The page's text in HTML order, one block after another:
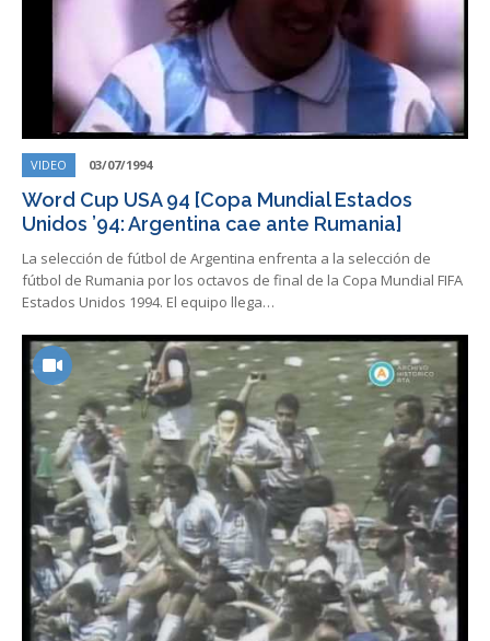
VIDEO 03/07/1994
Word Cup USA 94 [Copa Mundial Estados
Unidos ’94: Argentina cae ante Rumania]
La selección de fútbol de Argentina enfrenta a la selección de
fútbol de Rumania por los octavos de final de la Copa Mundial FIFA
Estados Unidos 1994. El equipo llega…